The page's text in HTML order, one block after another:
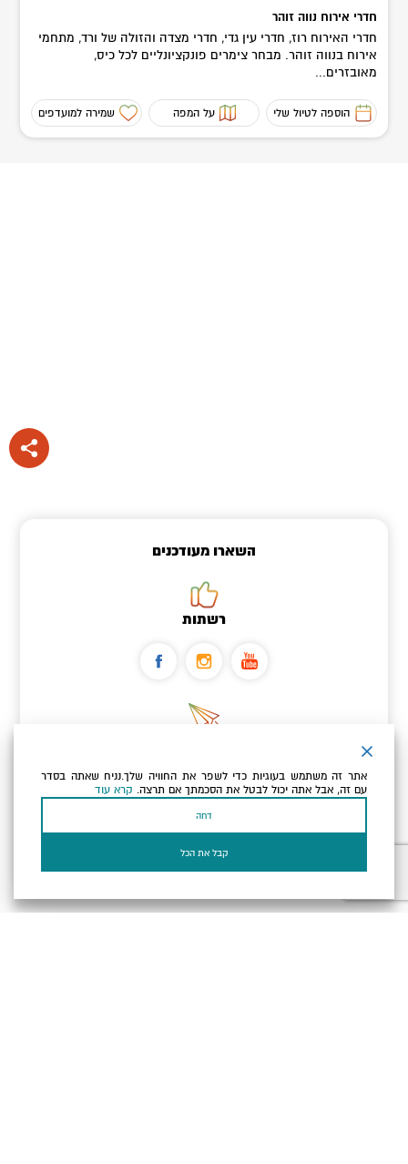
חדרי אירוח נווה זוהר
חדרי האירוח רוז, חדרי עין גדי, חדרי מצדה והזולה של ורד, מתחמי
אירוח בנווה זוהר. מבחר צימרים פונקציונליים לכל כיס,
מאובזרים...
הוספה לטיול שלי על המפה שמירה למועדפים
השארו מעודכנים
רשתות
כתובת הדוא"ל שלך
אני מאשר/ת שקראתי ומסכים/הלמדיניות הפרטיות ולמדיניות
אתר זה משתמש בעוגיות כדי לשפר את החוויה שלך.נניח שאתה בסדר
עם זה, אבל אתה יכול לבטל את הסכמתך אם תרצה. קרא עוד
דחה
קבל את הכל